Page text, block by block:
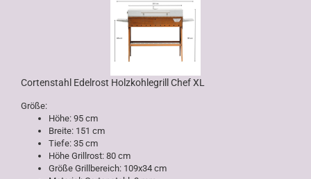
Cortenstahl Edelrost Holzkohlegrill Chef XL
Größe:
Höhe: 95 cm
Breite: 151 cm
Tiefe: 35 cm
Höhe Grillrost: 80 cm
Größe Grillbereich: 109x34 cm